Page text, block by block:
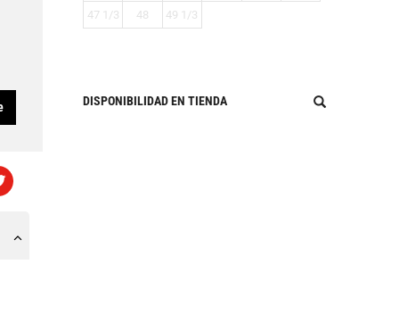
47 1/3
48 49 1/3
DISPONIBILIDAD EN TIENDA